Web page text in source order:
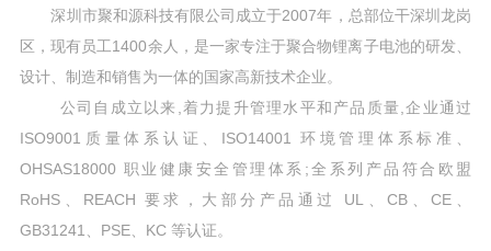
深圳市聚和源科技有限公司成立于2007年，总部位干深圳龙岗
区，现有员工1400余人，是一家专注于聚合物锂离子电池的研发、
设计、制造和销售为一体的国家高新技术企业。
公司自成立以来,着力提升管理水平和产品质量,企业通过
ISO9001质量体系认证、ISO14001 环境管理体系标准、
OHSAS18000 职业健康安全管理体系;全系列产品符合欧盟
RoHS、REACH 要求，大部分产品通过 UL、CB、CE、
GB31241、PSE、KC 等认证。